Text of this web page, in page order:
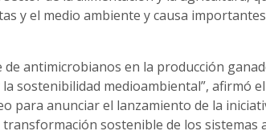
y el medio ambiente y causa
de antimicrobianos en la producción
sostenibilidad medioambiental”, afirmó
para anunciar el lanzamiento de la
sostenible de los sistemas